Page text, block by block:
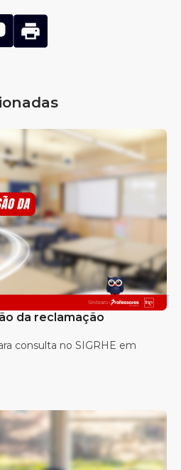
da reclamação
consulta no SIGRHE em